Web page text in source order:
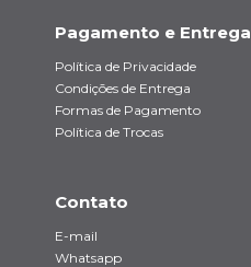
Pagamento e Entrega
Política de Privacidade
Condições de Entrega
Formas de Pagamento
Política de Trocas
Contato
E-mail
Whatsapp